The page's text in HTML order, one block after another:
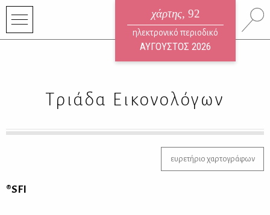
χάρτης, 92
ηλεκτρονικό περιοδικό
ΑΥΓΟΥΣΤΟΣ 2026
Τριάδα Εικονολόγων
ευρετήριο χαρτογράφων
®SFI